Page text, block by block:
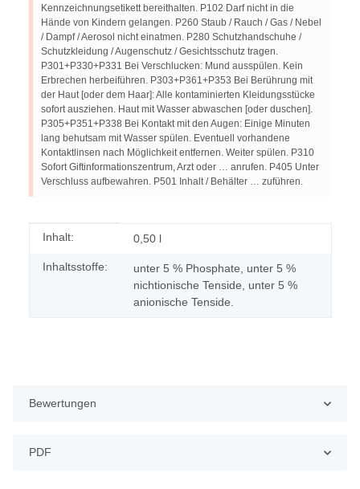
Kennzeichnungsetikett bereithalten. P102 Darf nicht in die
Hände von Kindern gelangen. P260 Staub / Rauch / Gas / Nebel
/ Dampf / Aerosol nicht einatmen. P280 Schutzhandschuhe /
Schutzkleidung / Augenschutz / Gesichtsschutz tragen.
P301+P330+P331 Bei Verschlucken: Mund ausspülen. Kein
Erbrechen herbeiführen. P303+P361+P353 Bei Berührung mit
der Haut [oder dem Haar]: Alle kontaminierten Kleidungsstücke
sofort ausziehen. Haut mit Wasser abwaschen [oder duschen].
P305+P351+P338 Bei Kontakt mit den Augen: Einige Minuten
lang behutsam mit Wasser spülen. Eventuell vorhandene
Kontaktlinsen nach Möglichkeit entfernen. Weiter spülen. P310
Sofort Giftinformationszentrum, Arzt oder … anrufen. P405 Unter
Verschluss aufbewahren. P501 Inhalt / Behälter … zuführen.
Produkteigenschaft
Wert
Inhalt: 0,50 l
Inhaltsstoffe:
unter 5 % Phosphate, unter 5 %
nichtionische Tenside, unter 5 %
anionische Tenside.
Bewertungen
PDF